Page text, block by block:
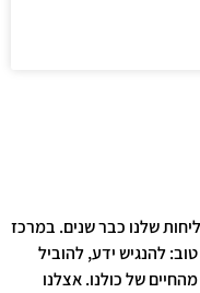
שלנו כבר שנים. במרכז
להנגיש ידע, להוביל
של כולנו. אצלנו